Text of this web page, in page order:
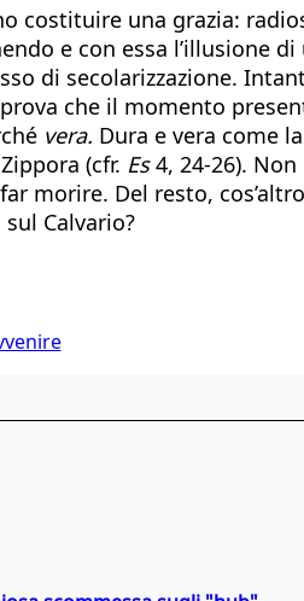
costituire una grazia:
e con essa l’illusione
di secolarizzazione.
che il momento
vera. Dura e vera come
(cfr. Es4, 24-26).
morire. Del resto,
Calvario?